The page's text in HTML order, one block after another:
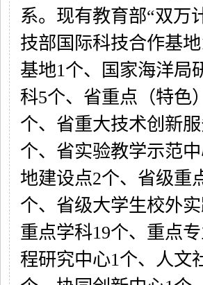
系。现有教育部“双万
技部国际科技合作基
基地1个、国家海洋局
科5个、省重点（特色
个、省重大技术创新
个、省实验教学示范
地建设点2个、省级重
个、省级大学生校外
重点学科19个、重点
程研究中心1个、人文